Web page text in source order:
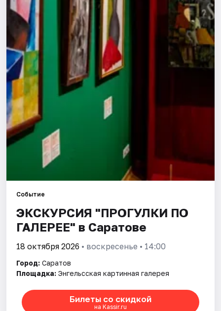
Города
Площадки
Артисты
Рейтинги
Событие
ЭКСКУРСИЯ "ПРОГУЛКИ ПО
ГАЛЕРЕЕ" в Саратове
18 октября 2026 • воскресенье • 14:00
Город: Саратов
Площадка: Энгельсская картинная галерея
Билеты со скидкой
на Kassir.ru